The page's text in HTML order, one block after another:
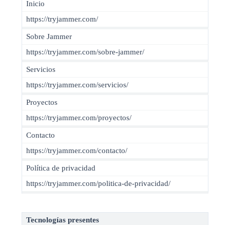
Inicio
https://tryjammer.com/
Sobre Jammer
https://tryjammer.com/sobre-jammer/
Servicios
https://tryjammer.com/servicios/
Proyectos
https://tryjammer.com/proyectos/
Contacto
https://tryjammer.com/contacto/
Política de privacidad
https://tryjammer.com/politica-de-privacidad/
Tecnologías presentes